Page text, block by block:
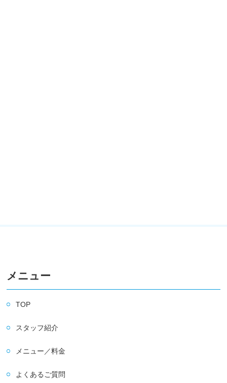
メニュー
TOP
スタッフ紹介
メニュー／料金
よくあるご質問